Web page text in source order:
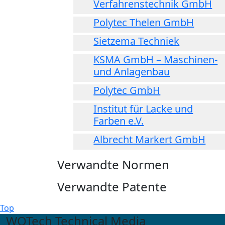
Verfahrenstechnik GmbH
Polytec Thelen GmbH
Sietzema Techniek
KSMA GmbH – Maschinen-
und Anlagenbau
Polytec GmbH
Institut für Lacke und
Farben e.V.
Albrecht Markert GmbH
Verwandte Normen
Verwandte Patente
Top
WOTech Technical Media